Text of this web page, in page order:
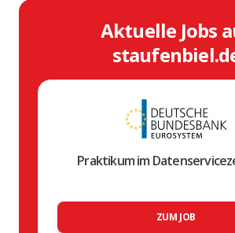
Aktuelle Jobs
Praktikum im
ZUM JOB